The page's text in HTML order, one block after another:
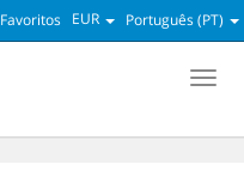
Português (PT)
EUR
Favoritos